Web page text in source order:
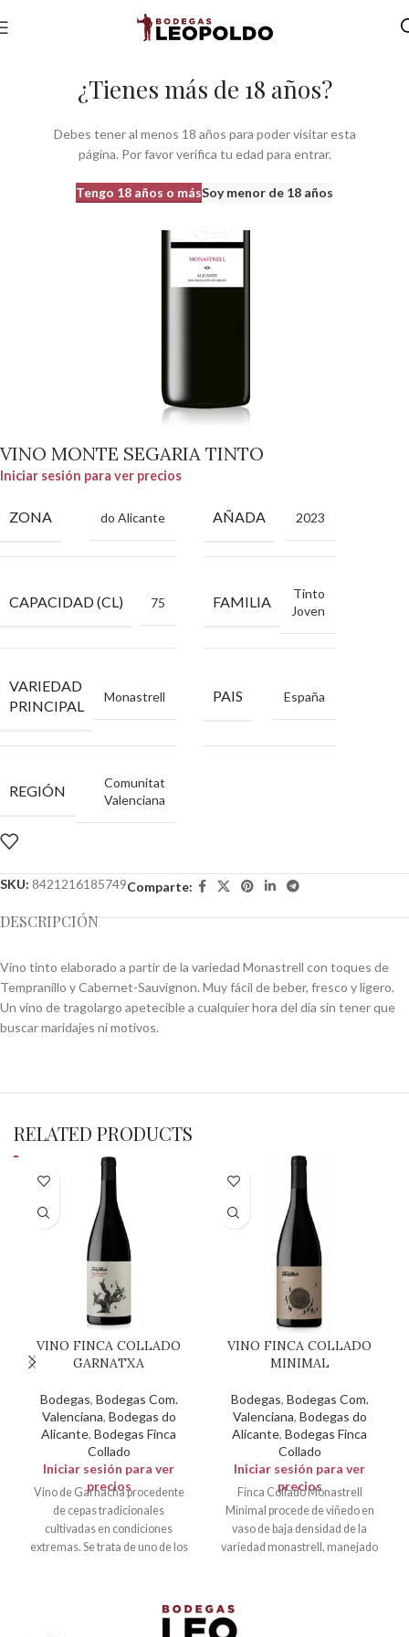
¿Tienes más de 18 años?
Debes tener al menos 18 años para poder visitar esta
página. Por favor verifica tu edad para entrar.
Tengo 18 años o másSoy menor de 18 años
Inicio Bodegas Com. Valenciana Bodegas do Alicante
VINO MONTE SEGARIA TINTO
Iniciar sesión para ver precios
ZONA do Alicante AÑADA 2023
CAPACIDAD (CL) 75 FAMILIA
Tinto
Joven
VARIEDAD
PRINCIPAL
Monastrell PAIS España
REGIÓN
Comunitat
Valenciana
SKU: 8421216185749Comparte:
DESCRIPCIÓN
Vino tinto elaborado a partir de la variedad Monastrell con toques de
Tempranillo y Cabernet-Sauvignon. Muy fácil de beber, fresco y ligero.
Un vino de tragolargo apetecible a cualquier hora del dia sin tener que
buscar maridajes ni motivos.
RELATED PRODUCTS
VINO FINCA COLLADO
GARNATXA
Bodegas, Bodegas Com.
Valenciana, Bodegas do
Alicante,Bodegas Finca
Collado
Iniciar sesión para ver
precios
Vino de Garnacha procedente
de cepas tradicionales
cultivadas en condiciones
extremas. Se trata de uno de los
VINO FINCA COLLADO
MINIMAL
Bodegas, Bodegas Com.
Valenciana, Bodegas do
Alicante,Bodegas Finca
Collado
Iniciar sesión para ver
precios
Finca Collado Monastrell
Minimal procede de viñedo en
vaso de baja densidad de la
variedad monastrell, manejado